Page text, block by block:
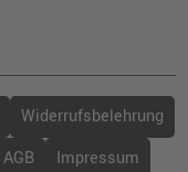
Widerrufsbelehrung
AGB Impressum